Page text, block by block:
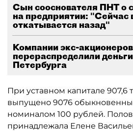
Сын сооснователя ПНТ о
на предприятии: "Сейчас
откатывается назад"
Компании экс-
перераспределили
Петербурга
При уставном капитале 907,6
выпущено 9076
номиналом 100 рублей.
принадлежала Елене